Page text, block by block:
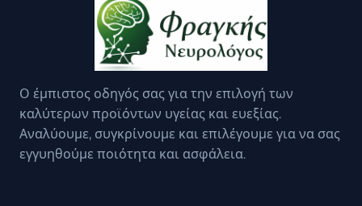
Ο έμπιστος οδηγός σας για την επιλογή των
καλύτερων προϊόντων υγείας και ευεξίας.
Αναλύουμε, συγκρίνουμε και επιλέγουμε για να σας
εγγυηθούμε ποιότητα και ασφάλεια.